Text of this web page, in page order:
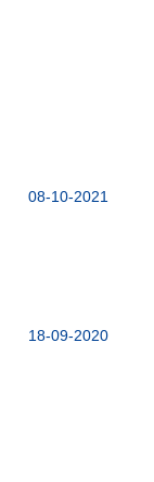
08-10-2021
18-09-2020